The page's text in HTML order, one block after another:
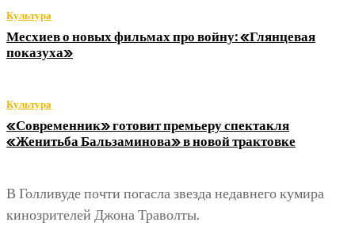
Культура
Месхиев о новых фильмах про войну: «Глянцевая
показуха»
Культура
«Современник» готовит премьеру спектакля
«Женитьба Бальзаминова» в новой трактовке
В Голливуде почти погасла звезда недавнего кумира
кинозрителей Джона Траволты.